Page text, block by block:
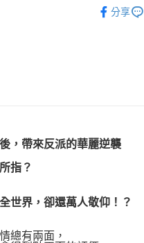
分享
，帶來反派的華麗逆襲
指？
世界，卻還萬人敬仰！？
總有兩面，